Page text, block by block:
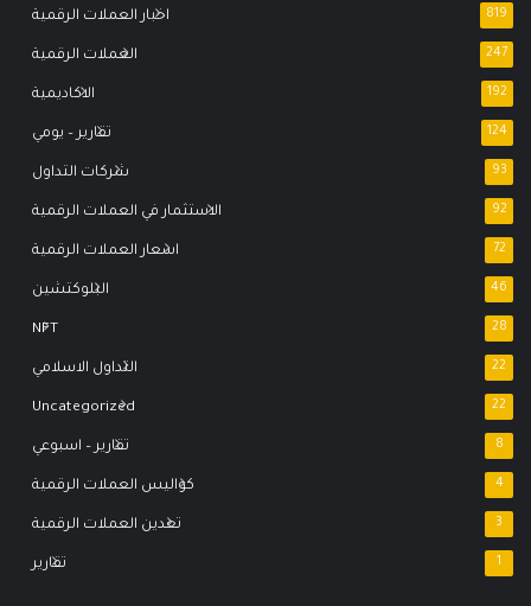
اخبار العملات الرقمية 819
العملات الرقمية 247
الاكاديمية 192
تقارير – يومي 124
شركات التداول 93
الاستثمار في العملات الرقمية 92
اسعار العملات الرقمية 72
البلوكتشين 46
NFT 28
التداول الاسلامي 22
Uncategorized 22
تقارير – اسبوعي 8
كواليس العملات الرقمية 4
تعدين العملات الرقمية 3
تقارير 1